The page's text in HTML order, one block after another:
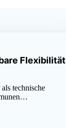
Flexibilität
technische